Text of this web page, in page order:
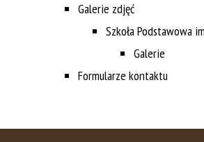
Galerie zdjęć
Szkoła Podstawowa
Galerie
Formularze kontaktu